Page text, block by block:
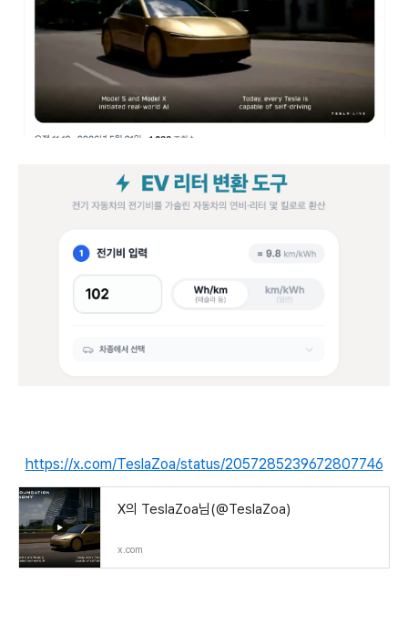
https://x.com/TeslaZoa/status/2057285239672807746
X의 TeslaZoa님(@TeslaZoa)
x.com